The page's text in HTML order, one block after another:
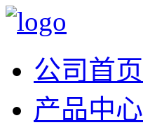
公司首页
产品中心